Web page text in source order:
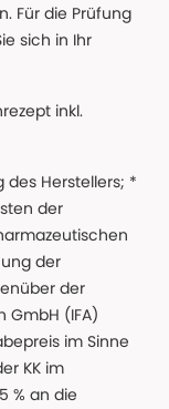
Für die Prüfung
sich in Ihr
inkl.
des Herstellers; *
der
der
der
GmbH (IFA)
im Sinne
KK im
% an die